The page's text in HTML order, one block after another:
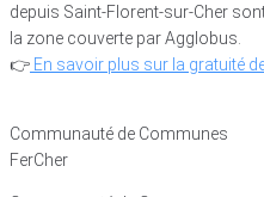
depuis Saint-Florent-sur-Cher
la zone couverte par Agglobus.
👉 En savoir plus sur la gratuité
Communauté de Communes
FerCher